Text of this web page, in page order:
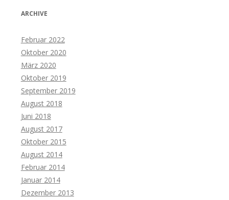
ARCHIVE
Februar 2022
Oktober 2020
März 2020
Oktober 2019
September 2019
August 2018
Juni 2018
August 2017
Oktober 2015
August 2014
Februar 2014
Januar 2014
Dezember 2013